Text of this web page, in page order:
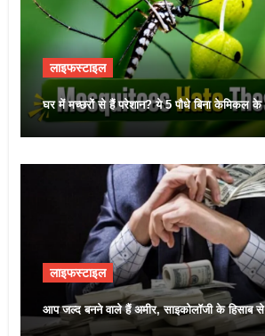
लाइफस्टाइल
घर में मच्छरों से हैं परेशान? ये 5 पौधे बिना केमिकल
लाइफस्टाइल
आप जल्द बनने वाले हैं अमीर, साइकोलॉजी के हिसाब